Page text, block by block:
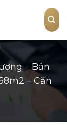
»Bán
– Căn